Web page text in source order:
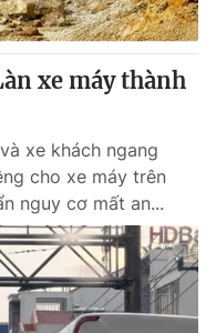
video
thao
xe máy thành
xe khách ngang
cho xe máy trên
nguy cơ mất an...